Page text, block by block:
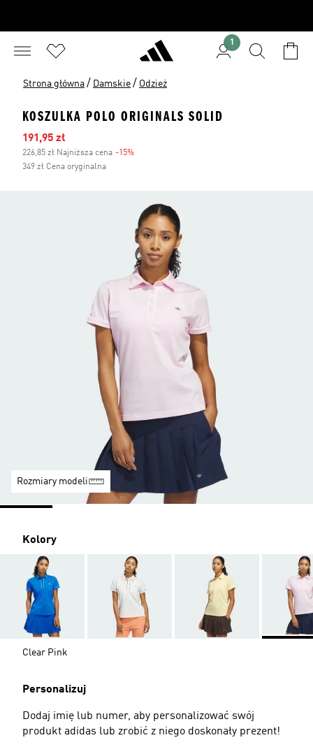
1
Strona główna / Damskie / Odzież
KOSZULKA POLO ORIGINALS SOLID
Ceny na wyprzedaży
191,95 zł
226,85 zł Najniższa cena -15%
349 zł Cena oryginalna
Rozmiary modeli
Kolory
Clear Pink
Personalizuj
Dodaj imię lub numer, aby personalizować swój
produkt adidas lub zrobić z niego doskonały prezent!